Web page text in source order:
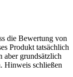
die Bewertung von
Produkt tatsächlich
aber grundsätzlich
Hinweis schließen